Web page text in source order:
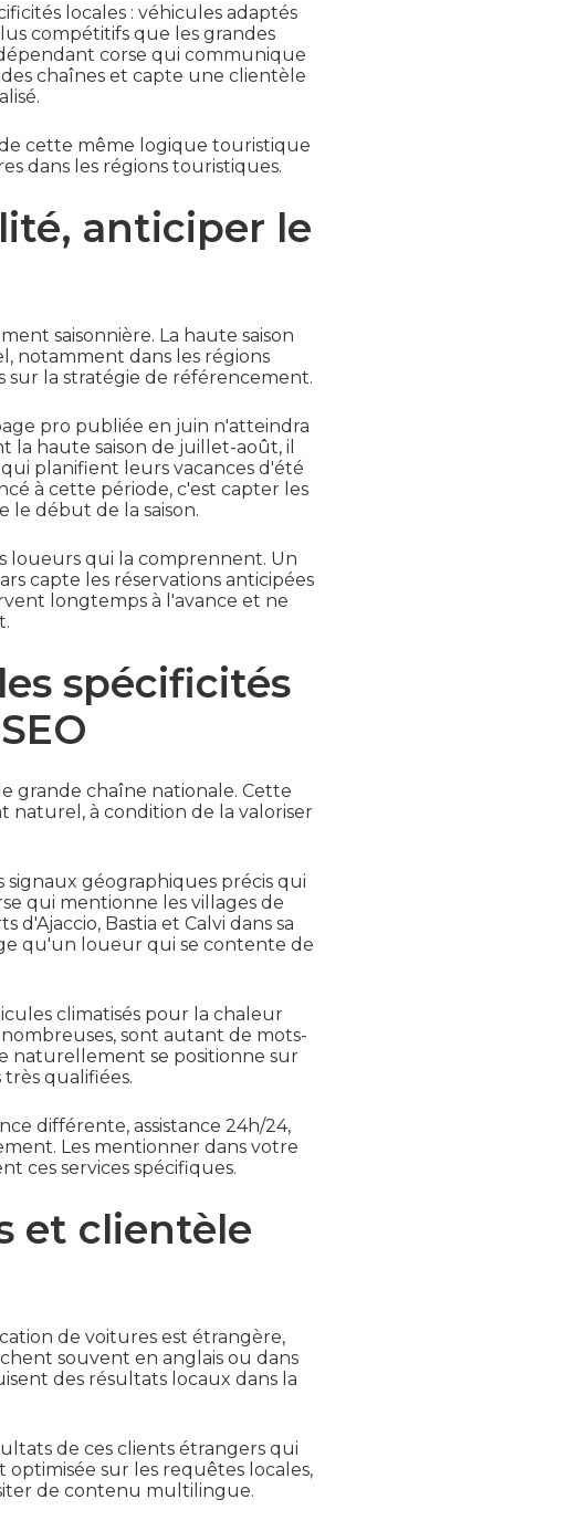
locales : véhicules adaptés
compétitifs que les grandes
corse qui communique
chaînes et capte une clientèle
cette même logique touristique
dans les régions touristiques.
anticiper le
saisonnière. La haute saison
notamment dans les régions
sur la stratégie de référencement.
pro publiée en juin n'atteindra
la haute saison de juillet-août, il
planifient leurs vacances d'été
à cette période, c'est capter les
le début de la saison.
loueurs qui la comprennent. Un
capte les réservations anticipées
longtemps à l'avance et ne
spécificités
grande chaîne nationale. Cette
naturel, à condition de la valoriser
signaux géographiques précis qui
qui mentionne les villages de
d'Ajaccio, Bastia et Calvi dans sa
qu'un loueur qui se contente de
climatisés pour la chaleur
sont autant de mots-
naturellement se positionne sur
qualifiées.
différente, assistance 24h/24,
Les mentionner dans votre
ces services spécifiques.
et clientèle
de voitures est étrangère,
souvent en anglais ou dans
des résultats locaux dans la
de ces clients étrangers qui
sur les requêtes locales,
de contenu multilingue.